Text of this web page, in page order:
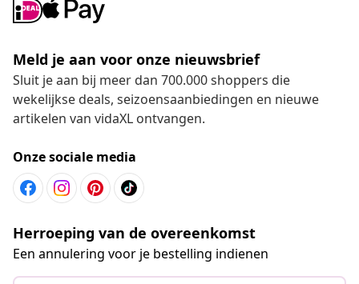
Meld je aan voor onze nieuwsbrief
Sluit je aan bij meer dan 700.000 shoppers die
wekelijkse deals, seizoensaanbiedingen en nieuwe
artikelen van vidaXL ontvangen.
Onze sociale media
Herroeping van de overeenkomst
Een annulering voor je bestelling indienen